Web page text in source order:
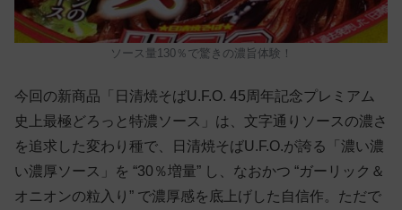
ソース量130％で驚きの濃旨体験！
今回の新商品「日清焼そばU.F.O. 45周年記念プレミアム
史上最極どろっと特濃ソース」は、文字通りソースの濃さ
を追求した変わり種で、日清焼そばU.F.O.が誇る「濃い濃
い濃厚ソース」を “30％増量” し、なおかつ “ガーリック＆
オニオンの粒入り” で濃厚感を底上げした自信作。ただで